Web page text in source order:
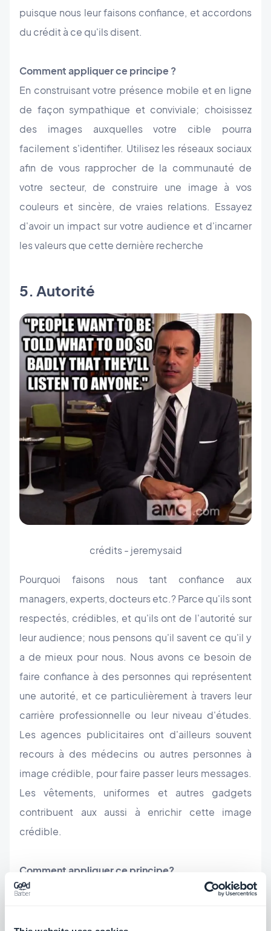
puisque nous leur faisons confiance, et accordons
du crédit à ce qu'ils disent.
Comment appliquer ce principe ?
En construisant votre présence mobile et en ligne
de façon sympathique et conviviale; choisissez
des images auxquelles votre cible pourra
facilement s'identifier. Utilisez les réseaux sociaux
afin de vous rapprocher de la communauté de
votre secteur, de construire une image à vos
couleurs et sincère, de vraies relations. Essayez
d'avoir un impact sur votre audience et d'incarner
les valeurs que cette dernière recherche
5. Autorité
crédits - jeremysaid
Pourquoi faisons nous tant confiance aux
managers, experts, docteurs etc.? Parce qu'ils sont
respectés, crédibles, et qu'ils ont de l'autorité sur
leur audience; nous pensons qu'il savent ce qu'il y
a de mieux pour nous. Nous avons ce besoin de
faire confiance à des personnes qui représentent
une autorité, et ce particulièrement à travers leur
carrière professionnelle ou leur niveau d'études.
Les agences publicitaires ont d'ailleurs souvent
recours à des médecins ou autres personnes à
image crédible, pour faire passer leurs messages.
Les vêtements, uniformes et autres gadgets
contribuent aux aussi à enrichir cette image
crédible.
Comment appliquer ce principe?
En essayant de faire approuver votre produit par
et en mettant cette validation en avant dans vos